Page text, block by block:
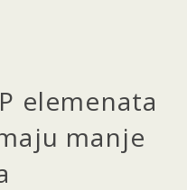
elemenata
manje